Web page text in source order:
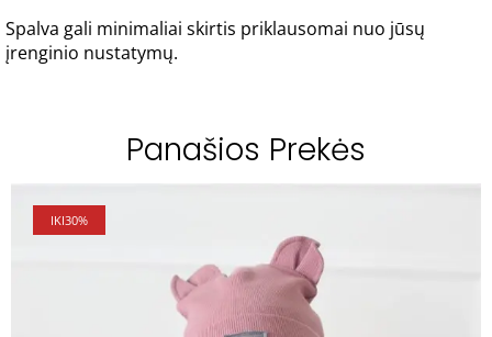
Spalva gali minimaliai skirtis priklausomai nuo jūsų
įrenginio nustatymų.
Panašios Prekės
IKI30%